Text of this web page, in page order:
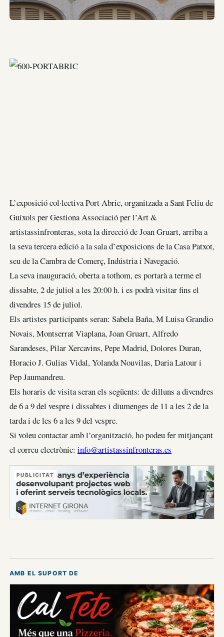
L’exposició col·lectiva Port Abric, organitzada a Sant Feliu de
Guíxols per Gestiona Associació per l’Art &
artistassinfronteras, sota la direcció de Joan Gruart, arriba a
la seva tercera edició a la sala d’exposicions de la Casa Patxot,
seu de la Cambra de Comerç, Indústria i Navegació.
La seva inauguració, oberta a tothom, es portarà a terme el
dissabte, 2 de juliol a les 20:00 h. i es podrà visitar fins el
divendres 15 de juliol.
Els artistes participants seran: Sabela Baña, M Luisa Grandio
Novais, Montserrat Viaplana, Joan Gruart, Alfredo
Sarandeses, Pilar Xercavins, Pepe Madrid, Dolores Duran,
Horacio J. Gulias Vidal, Yolanda Nouvilas, Daria Latour i
Pep Jaumandreu.
Els horaris de visita seran els següents: de dilluns a divendres
de 6 a 9 del vespre i dissabtes i diumenges de 11 a les 2 de la
tarda i de les 6 a les 9 del vespre.
Si voleu contactar amb l’organització, ho podeu fer mitjançant
el correu electrònic: info@artistassinfronteras.es
PUBLICITAT
AMB EL SUPORT DE